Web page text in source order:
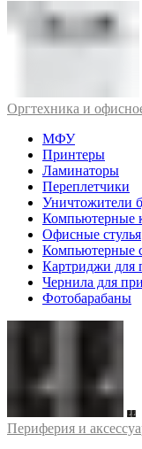
Оргтехника и
МФУ
Принтеры
Ламинаторы
Переплетчики
Уничтожители
Компьютерные
Офисные стулья
Компьютерные
Картриджи для
Чернила для
Фотобарабаны
Периферия и